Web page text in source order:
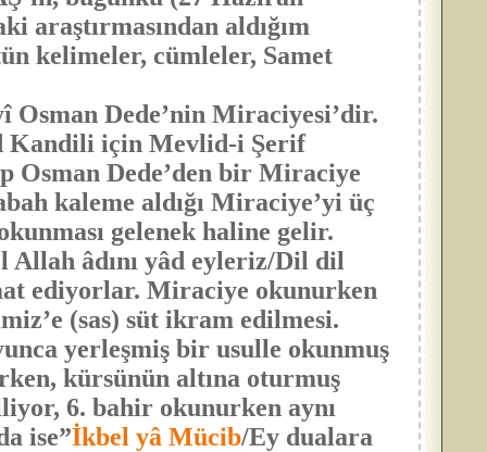
araştırmasından aldığım
kelimeler, cümleler, Samet
Dede’nin Miraciyesi’dir.
Kandili için Mevlid-i Şerif
Osman Dede’den bir Miraciye
kaleme aldığı Miraciye’yi üç
gelenek haline gelir.
âdını yâd eyleriz/Dil dil
ediyorlar. Miraciye okunurken
(sas) süt ikram edilmesi.
yerleşmiş bir usulle okunmuş
kürsünün altına oturmuş
6. bahir okunurken aynı
ise”İkbel yâ Mücib/Ey dualara